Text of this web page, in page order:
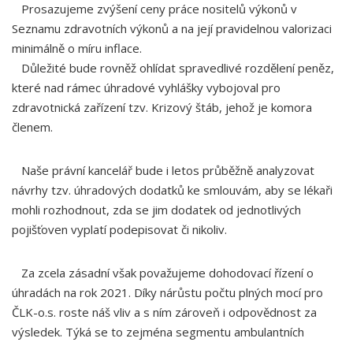
Prosazujeme zvýšení ceny práce nositelů výkonů v
Seznamu zdravotních výkonů a na její pravidelnou valorizaci
minimálně o míru inflace.
Důležité bude rovněž ohlídat spravedlivé rozdělení peněz,
které nad rámec úhradové vyhlášky vybojoval pro
zdravotnická zařízení tzv. Krizový štáb, jehož je komora
členem.
Naše právní kancelář bude i letos průběžně analyzovat
návrhy tzv. úhradových dodatků ke smlouvám, aby se lékaři
mohli rozhodnout, zda se jim dodatek od jednotlivých
pojišťoven vyplatí podepisovat či nikoliv.
Za zcela zásadní však považujeme dohodovací řízení o
úhradách na rok 2021. Díky nárůstu počtu plných mocí pro
ČLK-o.s. roste náš vliv a s ním zároveň i odpovědnost za
výsledek. Týká se to zejména segmentu ambulantních